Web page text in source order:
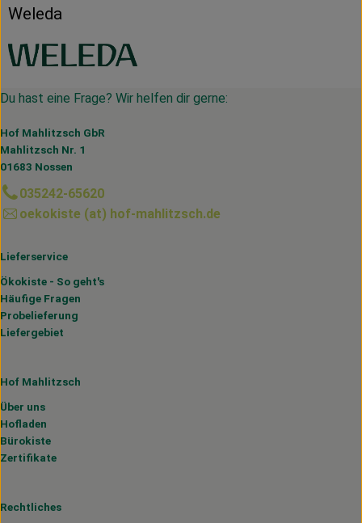
Weleda
Du hast eine Frage? Wir helfen dir gerne:
Hof Mahlitzsch GbR
Mahlitzsch Nr. 1
01683 Nossen
035242-65620
oekokiste (at) hof-mahlitzsch.de
Lieferservice
Ökokiste - So geht's
Häufige Fragen
Probelieferung
Liefergebiet
Hof Mahlitzsch
Über uns
Hofladen
Bürokiste
Zertifikate
Rechtliches